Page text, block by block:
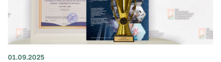
01.09.2025